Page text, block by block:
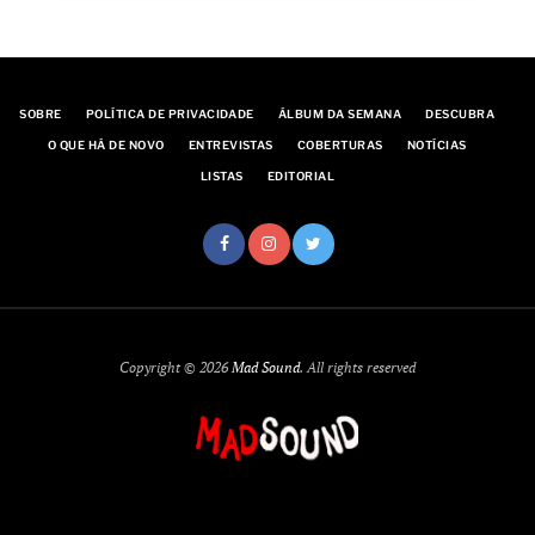
SOBRE POLÍTICA DE PRIVACIDADE ÁLBUM DA SEMANA DESCUBRA
O QUE HÁ DE NOVO ENTREVISTAS COBERTURAS NOTÍCIAS
LISTAS EDITORIAL
Copyright © 2026Mad Sound. All rights reserved